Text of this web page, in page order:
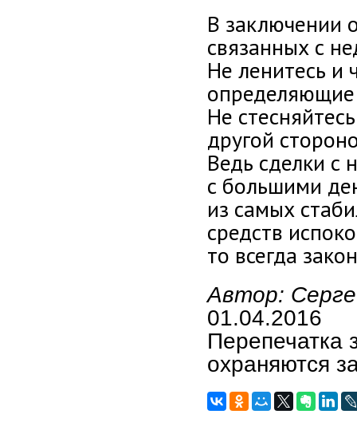
В заключении
связанных с
Не ленитесь и
Не
другой
Ведь сделки с
с большими
из самых
средств
то всегда
Автор:
01.04.2016
Перепечатка
охраняются